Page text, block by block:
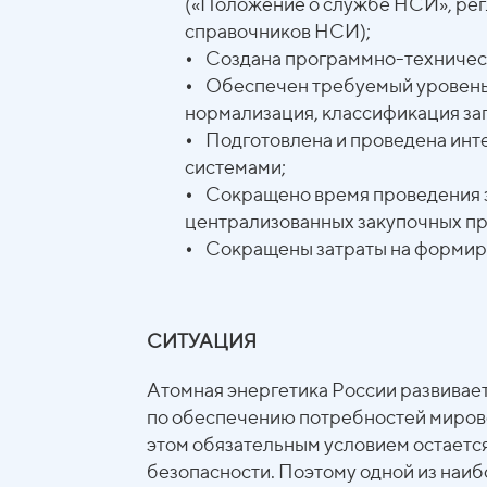
справочников НСИ);
• Cоздана программно-
• Обеспечен требуемый
нормализация, классификация
• Подготовлена и проведена
системами;
• Сокращено время проведения
централизованных закупочных
• Cокращены затраты на
СИТУАЦИЯ
Атомная энергетика России
по обеспечению потребностей
этом обязательным условием
безопасности. Поэтому одной из